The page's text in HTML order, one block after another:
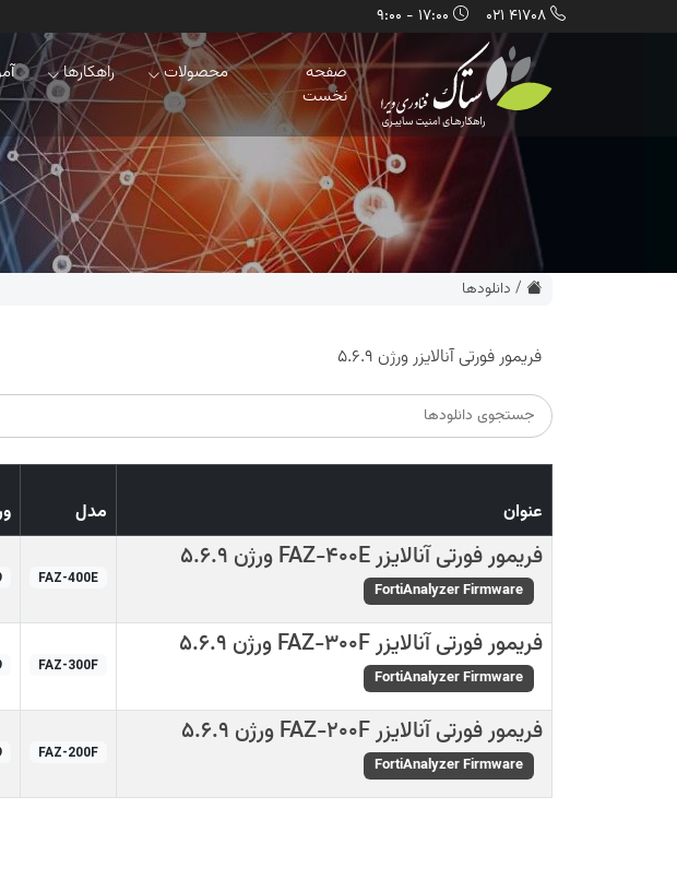
41708 021
صفحه
نخست
محصولات راهکارها
/ دانلودها
فریمور فورتی آنالایزر ورژن 5.6.9
عنوان مدل
فریمور فورتی آنالایزر FAZ-400E ورژن 5.6.9
FortiAnalyzer Firmware
FAZ-400E
فریمور فورتی آنالایزر FAZ-300F ورژن 5.6.9
FortiAnalyzer Firmware
FAZ-300F
فریمور فورتی آنالایزر FAZ-200F ورژن 5.6.9
FortiAnalyzer Firmware
FAZ-200F